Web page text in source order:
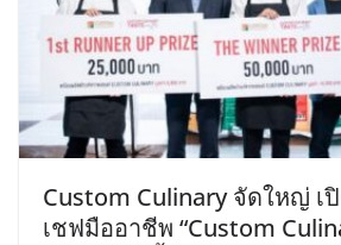
Custom Culinary จัดใหญ่ เ
เชฟมืออาชีพ “Custom